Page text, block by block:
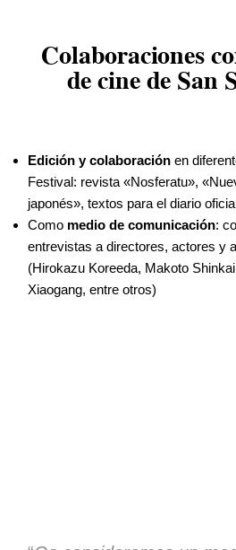
Colaboraciones
de cine de San
Edición y colaboración en
Festival: revista «Nosferatu»,
japonés», textos para el diario
Como medio de comunicación:
entrevistas a directores, actores y
(Hirokazu Koreeda, Makoto
Xiaogang, entre otros)